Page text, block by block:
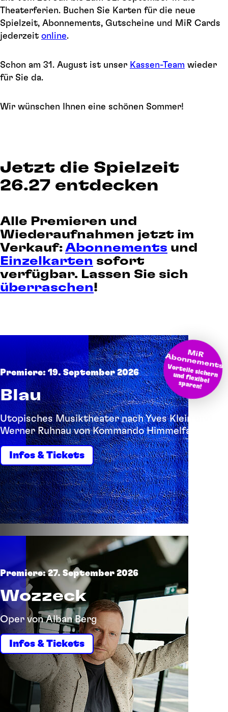
Theaterferien. Buchen Sie Karten für die neue
Spielzeit, Abonnements, Gutscheine und MiR Cards
jederzeit online.
Schon am 31. August ist unser Kassen-Team wieder
für Sie da.
Wir wünschen Ihnen eine schönen Sommer!
Jetzt die Spielzeit
26.27 entdecken
Alle Premieren und
Wiederaufnahmen jetzt im
Verkauf: Abonnements und
Einzelkarten sofort
verfügbar. Lassen Sie sich
überraschen!
M
iR A
bonnem
ents
Vorteile sichern und flexibel
sparen!
Premiere: 19. September 2026
Blau
Utopisches Musiktheater nach Yves Klein und
Werner Ruhnau von Kommando Himmelfahrt
Infos & Tickets
Premiere: 27. September 2026
Wozzeck
Oper von Alban Berg
Infos & Tickets